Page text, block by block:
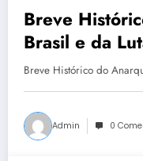
Breve
Brasil e da
Breve Histórico do
Admin 0